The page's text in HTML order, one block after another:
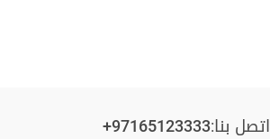
اتصل بنا:+97165123333​